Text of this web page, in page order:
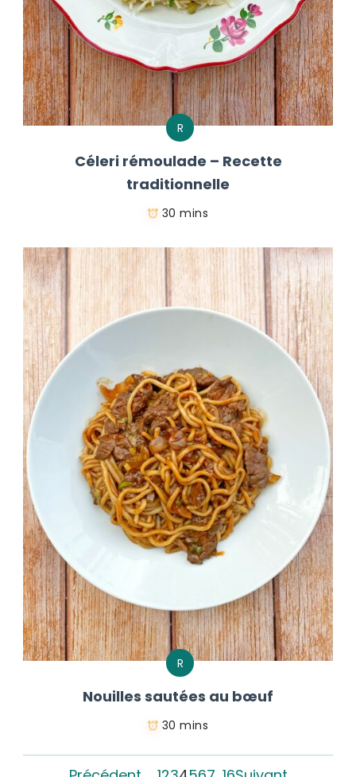
R
Céleri rémoulade – Recette
traditionnelle
30 mins
R
Nouilles sautées au bœuf
30 mins